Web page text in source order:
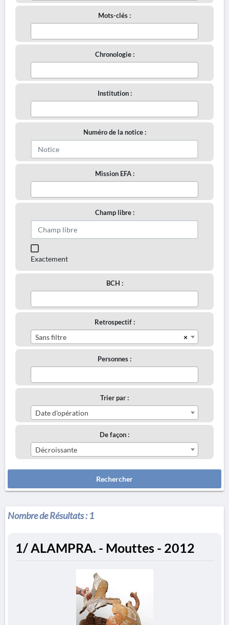
Mots-clés :
Chronologie :
Institution :
Numéro de la notice :
Mission EFA :
Champ libre :
Exactement
BCH :
Retrospectif :
×
Sans filtre
Personnes :
Trier par :
Date d'opération
De façon :
Décroissante
Rechercher
Nombre de Résultats :1
1/ ALAMPRA. - Mouttes - 2012